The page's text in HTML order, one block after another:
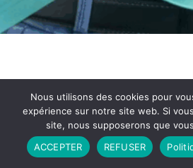
Partenariat Contact
CGU
Copyright © 2026 - Propulsé par
Nous utilisons des cookies pour
expérience sur notre site web. Si
site, nous supposerons que
ACCEPTER
REFUSER